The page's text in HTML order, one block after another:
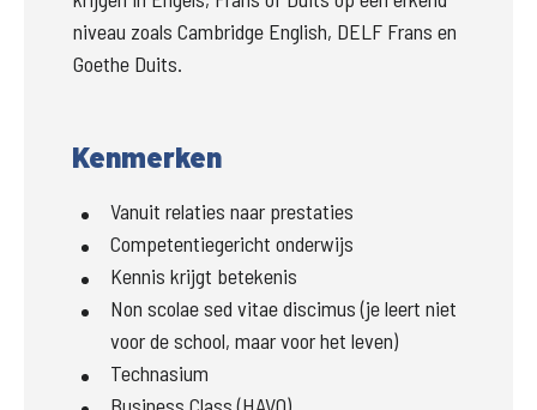
niveau zoals Cambridge English, DELF Frans en
Goethe Duits.
Kenmerken
Vanuit relaties naar prestaties
Competentiegericht onderwijs
Kennis krijgt betekenis
Non scolae sed vitae discimus (je leert niet
voor de school, maar voor het leven)
Technasium